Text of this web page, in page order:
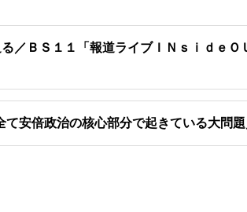
／ＢＳ１１「報道ライブＩＮｓｉｄｅ
安倍政治の核心部分で起きている大問